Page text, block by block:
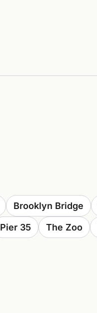
Brooklyn Bridge
Pier 35 The Zoo